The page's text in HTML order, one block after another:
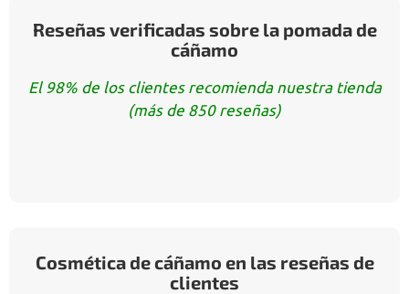
Reseñas verificadas sobre la pomada de
cáñamo
El 98% de los clientes recomienda nuestra tienda
(más de 850 reseñas)
Cosmética de cáñamo en las reseñas de
clientes